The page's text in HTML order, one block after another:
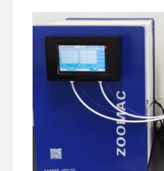
Entionisierte Wasser-
Verbrauchsmaterialien zur
Zubehör für